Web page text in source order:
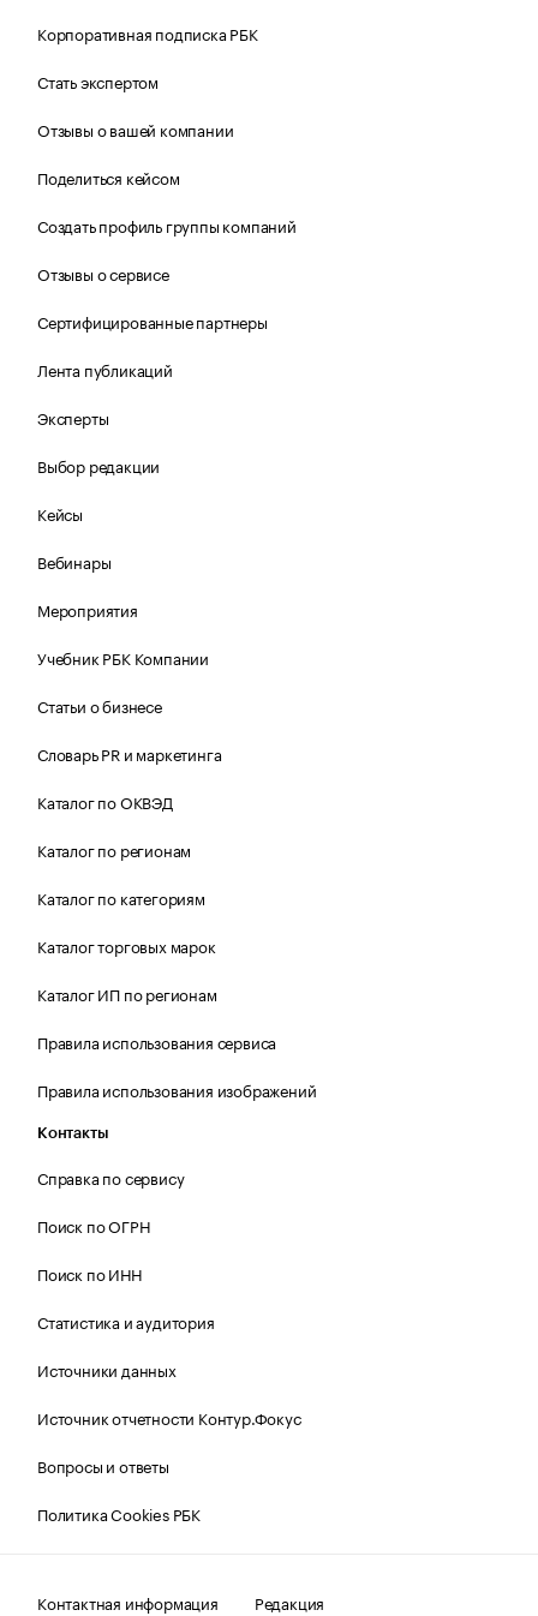
Корпоративная подписка РБК
Стать экспертом
Отзывы о вашей компании
Поделиться кейсом
Создать профиль группы компаний
Отзывы о сервисе
Сертифицированные партнеры
Лента публикаций
Эксперты
Выбор редакции
Кейсы
Вебинары
Мероприятия
Учебник РБК Компании
Статьи о бизнесе
Словарь PR и маркетинга
Каталог по ОКВЭД
Каталог по регионам
Каталог по категориям
Каталог торговых марок
Каталог ИП по регионам
Правила использования сервиса
Правила использования изображений
Контакты
Справка по сервису
Поиск по ОГРН
Поиск по ИНН
Статистика и аудитория
Источники данных
Источник отчетности Контур.Фокус
Вопросы и ответы
Политика Cookies РБК
Контактная информация Редакция